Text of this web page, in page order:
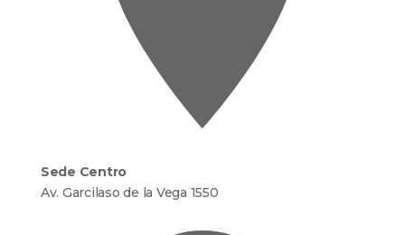
Sede Centro
Av. Garcilaso de la Vega 1550